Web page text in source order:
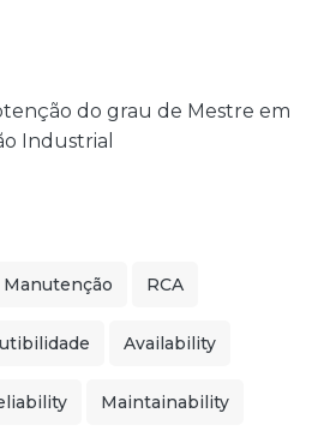
do grau de Mestre em
Industrial
Manutenção RCA
Availability
Maintainability